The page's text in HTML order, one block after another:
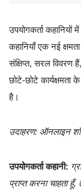
उपयोगकर्ता कहानियों
कहानियाँ एक नई
संक्षिप्त, सरल विवरण
छोटे-छोटे
है।
उदाहरण: ऑनलाइन
उपयोगकर्ता कहानी:
प्राप्त करना चाहता